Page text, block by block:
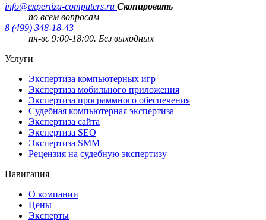
info@expertiza-computers.ru Скопировать
по всем вопросам
8 (499) 348-18-43
пн-вс 9:00-18:00. Без выходных
Услуги
Экспертиза компьютерных игр
Экспертиза мобильного приложения
Экспертиза программного обеспечения
Судебная компьютерная экспертиза
Экспертиза сайта
Экспертиза SEO
Экспертиза SMM
Рецензия на судебную экспертизу
Навигация
О компании
Цены
Эксперты